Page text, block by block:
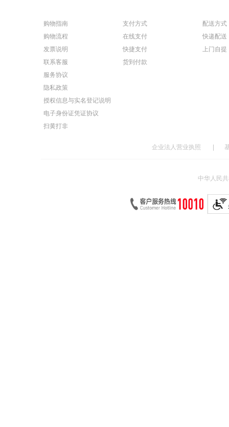
购物指南
购物流程
发票说明
联系客服
服务协议
隐私政策
授权信息与实名登记说明
电子身份证凭证协议
扫黄打非
支付方式
在线支付
快捷支付
货到付款
配送方式
快递配送
上门自提
企业法人营业执照
中华人民